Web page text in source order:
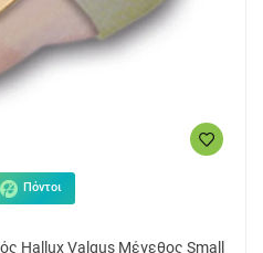
Πόντοι
Hallux Valgus Μέγεθος Small